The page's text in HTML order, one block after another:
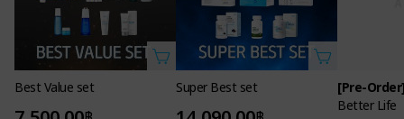
Best Value set Super Best set
[Pre-
Better Life